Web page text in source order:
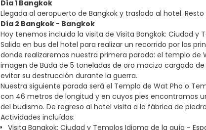
Día 1 Bangkok
Llegada al aeropuerto de Bangkok y traslado al hotel. Resto
Día 2 Bangkok - Bangkok
Hoy tenemos incluida la visita de Visita Bangkok: Ciudad y
Salida en bus del hotel para realizar un recorrido por las
donde realizaremos nuestra primera parada: el templo
imagen de Buda de 5 toneladas de oro macizo cargada
evitar su destrucción durante la guerra.
Nuestra siguiente parada será el Templo de Wat Pho o
con 46 metros de longitud y en cuyos pies encontramos
del budismo. De regreso al hotel visita a la fábrica de
Actividades incluídas:
Visita Bangkok: Ciudad y Templos Idioma de la guía -